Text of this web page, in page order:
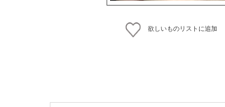
欲しいものリストに追加